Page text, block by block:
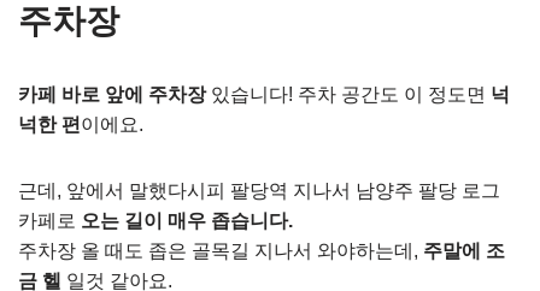
주차장
카페 바로 앞에 주차장있습니다! 주차 공간도 이 정도면 넉
넉한 편 이에요.
근데, 앞에서 말했다시피 팔당역 지나서 남양주 팔당 로그
카페로 오는 길이 매우 좁습니다.
주차장 올 때도 좁은 골목길 지나서 와야하는데, 주말에 조
금 헬 일것 같아요.